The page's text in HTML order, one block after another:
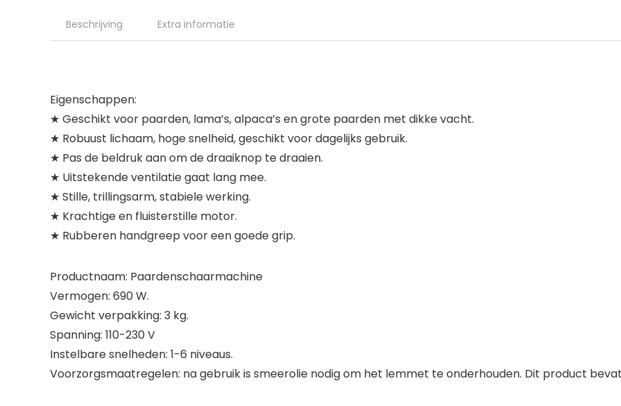
Beschrijving Extra informatie
Eigenschappen:
★ Geschikt voor paarden, lama’s, alpaca’s en grote paarden met dikke vacht.
★ Robuust lichaam, hoge snelheid, geschikt voor dagelijks gebruik.
★ Pas de beldruk aan om de draaiknop te draaien.
★ Uitstekende ventilatie gaat lang mee.
★ Stille, trillingsarm, stabiele werking.
★ Krachtige en fluisterstille motor.
★ Rubberen handgreep voor een goede grip.
Productnaam: Paardenschaarmachine
Vermogen: 690 W.
Gewicht verpakking: 3 kg.
Spanning: 110-230 V
Instelbare snelheden: 1-6 niveaus.
Voorzorgsmaatregelen: na gebruik is smeerolie nodig om het lemmet te onderhouden. Dit product